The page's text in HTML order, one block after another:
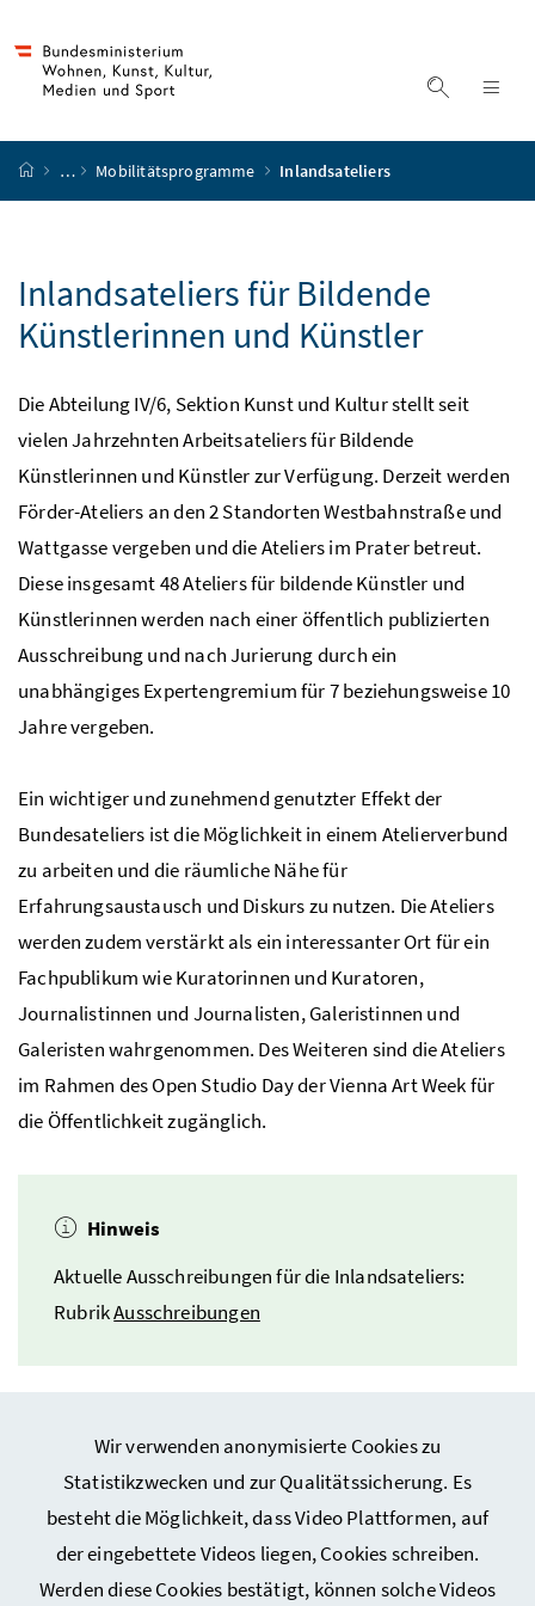
Wir verwenden anonymisierte Cookies zu
Statistikzwecken und zur Qualitätssicherung. Es
besteht die Möglichkeit, dass Video Plattformen, auf
der eingebettete Videos liegen, Cookies schreiben.
Werden diese Cookies bestätigt, können solche Videos
Suche
Startseite
… Mobilitätsprogramme Inlandsateliers
Inlandsateliers für Bildende
Künstlerinnen und Künstler
Die Abteilung IV/6, Sektion Kunst und Kultur stellt seit
vielen Jahrzehnten Arbeitsateliers für Bildende
Künstlerinnen und Künstler zur Verfügung. Derzeit werden
Förder-Ateliers an den 2 Standorten Westbahnstraße und
Wattgasse vergeben und die Ateliers im Prater betreut.
Diese insgesamt 48 Ateliers für bildende Künstler und
Künstlerinnen werden nach einer öffentlich publizierten
Ausschreibung und nach Jurierung durch ein
unabhängiges Expertengremium für 7 beziehungsweise 10
Jahre vergeben.
Ein wichtiger und zunehmend genutzter Effekt der
Bundesateliers ist die Möglichkeit in einem Atelierverbund
zu arbeiten und die räumliche Nähe für
Erfahrungsaustausch und Diskurs zu nutzen. Die Ateliers
werden zudem verstärkt als ein interessanter Ort für ein
Fachpublikum wie Kuratorinnen und Kuratoren,
Journalistinnen und Journalisten, Galeristinnen und
Galeristen wahrgenommen. Des Weiteren sind die Ateliers
im Rahmen des Open Studio Day der Vienna Art Week für
die Öffentlichkeit zugänglich.
Hinweis
Aktuelle Ausschreibungen für die Inlandsateliers:
RubrikAusschreibungen
Webseiten Kunst und Kultur
Service